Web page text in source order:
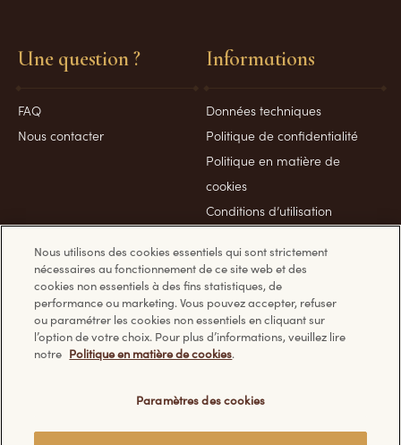
Une question ?
FAQ
Nous contacter
Informations
Données techniques
Politique de confidentialité
Politique en matière de
cookies
Conditions d’utilisation
© Ferrero 2026. Tous droits réservés.
Découvrez les autres sites Ferrero :
Nous utilisons des cookies essentiels qui sont strictement
nécessaires au fonctionnement de ce site web et des
cookies non essentiels à des fins statistiques, de
performance ou marketing. Vous pouvez accepter, refuser
ou paramétrer les cookies non essentiels en cliquant sur
l’option de votre choix. Pour plus d’informations, veuillez lire
notre Politique en matière de cookies.
Paramètres des cookies